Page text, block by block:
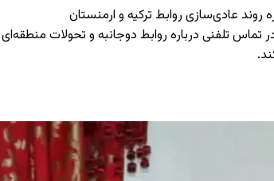
روند عادی‌سازی روابط ترکیه و ارمنستان
تلفنی درباره روابط دوجانبه و تحولات